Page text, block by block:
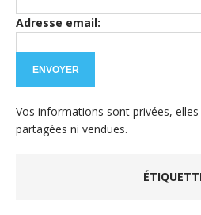
Adresse email:
Vos informations sont privées, elles
partagées ni vendues.